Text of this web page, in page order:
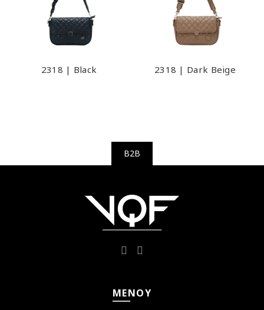
2318 | Black 2318 | Dark Beige
B2B
ΜΕΝΟΎ